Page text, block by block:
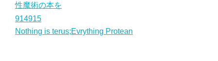
性魔術の本を
914915
Nothing is terus;Evrything Protean